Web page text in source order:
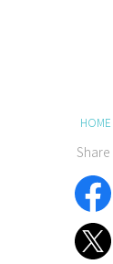
HOME
Share